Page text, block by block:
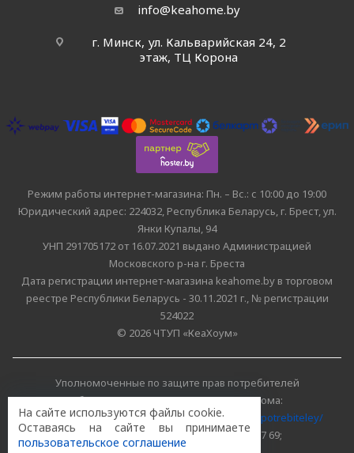
info@keahome.by
г. Минск, ул. Кальварийская 24, 2
этаж, ТЦ Корона
Режим работы интернет-магазина: Пн. – Вс.: с 10:00 до 19:00
Юридический адрес: 224032, Республика Беларусь, г. Брест, ул.
Янки Купалы, 94
УНП 291705172 от 16.07.2021 выдано Администрацией
Московского р-на г. Бреста
Дата регистрации интернет-магазина keahome.by в торговом
реестре Республики Беларусь - 30.11.2021 г., № регистрации
524022
© 2026 ЧТУП «КеаХоум»
Уполномоченные по защите прав потребителей
облисполкомов, Минского горисполкома:
https://www.mart.gov.by/activity/zashchita-prav-potrebiteley/
БРЕСТСКАЯ ОБЛАСТЬ тел. (80162) 26 97 69;
На сайте используются файлы cookie.
Оставаясь на сайте вы принимаете
пользовательское соглашение